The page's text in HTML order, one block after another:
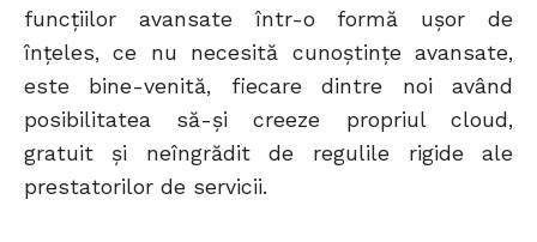
funcțiilor avansate într-o formă ușor de
înțeles, ce nu necesită cunoștințe avansate,
este bine-venită, fiecare dintre noi având
posibilitatea să-și creeze propriul cloud,
gratuit și neîngrădit de regulile rigide ale
prestatorilor de servicii.